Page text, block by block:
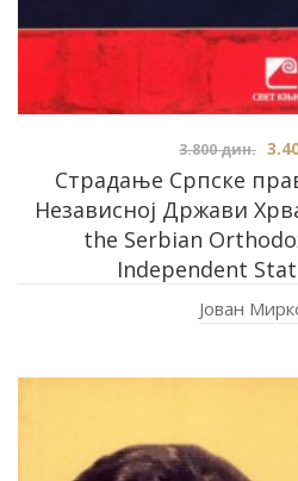
Страдање Српске
Независној Држави
the Serbian
Independent
3.800дин.
Јован